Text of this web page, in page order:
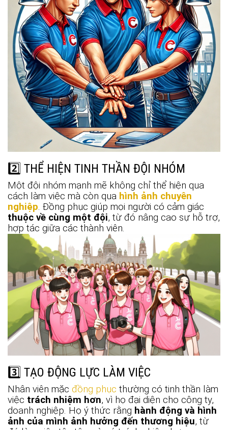
2️⃣ THỂ HIỆN TINH THẦN ĐỘI NHÓM
Một đội nhóm mạnh mẽ không chỉ thể hiện qua
cách làm việc mà còn qua hình ảnh chuyên
nghiệp. Đồng phục giúp mọi người có cảm giác
thuộc về cùng một đội, từ đó nâng cao sự hỗ trợ,
hợp tác giữa các thành viên.
3️⃣ TẠO ĐỘNG LỰC LÀM VIỆC
Nhân viên mặc đồng phục thường có tinh thần làm
việc trách nhiệm hơn, vì họ đại diện cho công ty,
doanh nghiệp. Họ ý thức rằng hành động và hình
ảnh của mình ảnh hưởng đến thương hiệu, từ